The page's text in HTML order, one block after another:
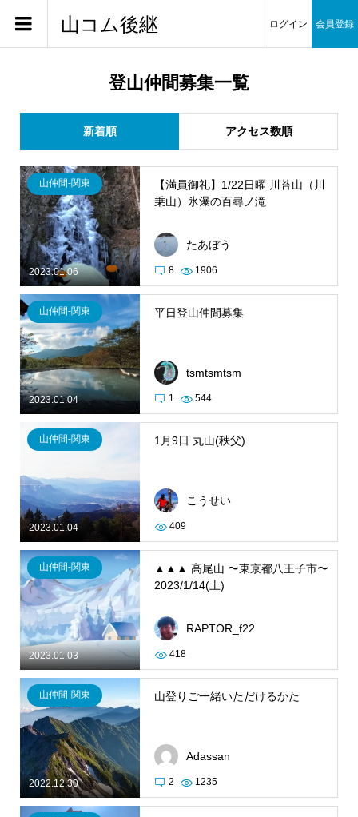
山コム後継 ログイン 会員登録
登山仲間募集一覧
新着順 アクセス数順
2023.01.06
山仲間-関東
【満員御礼】1/22日曜 川苔山（川
乗山）氷瀑の百尋ノ滝
たあぼう
8 1906
2023.01.04
山仲間-関東 平日登山仲間募集
tsmtsmtsm
1 544
2023.01.04
山仲間-関東 1月9日 丸山(秩父)
こうせい
409
2023.01.03
山仲間-関東
▲▲▲ 高尾山 〜東京都八王子市〜
2023/1/14(土)
RAPTOR_f22
418
2022.12.30
山仲間-関東 山登りご一緒いただけるかた
Adassan
2 1235